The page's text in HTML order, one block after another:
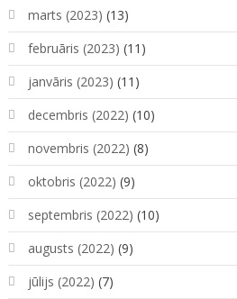
marts (2023) (13)
februāris (2023) (11)
janvāris (2023) (11)
decembris (2022) (10)
novembris (2022) (8)
oktobris (2022) (9)
septembris (2022) (10)
augusts (2022) (9)
jūlijs (2022) (7)